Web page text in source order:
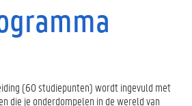
(60 studiepunten) wordt ingevuld met
die je onderdompelen in de wereld van